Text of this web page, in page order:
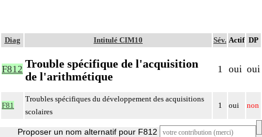
Diag Intitulé CIM10 Sév. Actif DP
F812 Trouble spécifique de l'acquisition
de l'arithmétique
1 oui oui
F81
Troubles spécifiques du développement des acquisitions
scolaires
1 oui non
Proposer un nom alternatif pour F812